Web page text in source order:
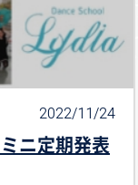
2022/11/24
ニ定期発表